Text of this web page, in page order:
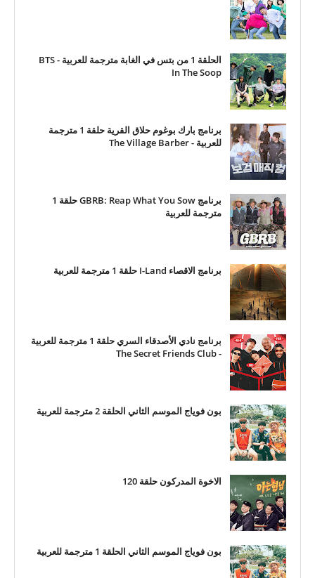
الحلقة 1 من بتس في الغابة مترجمة للعربية - BTS
In The Soop
برنامج بارك بوغوم حلاق القرية حلقة 1 مترجمة
للعربية - The Village Barber
برنامج GBRB: Reap What You Sow حلقة 1
مترجمة للعربية
برنامج الاقصاء I-Land حلقة 1 مترجمة للعربية
برنامج نادي الأصدقاء السري حلقة 1 مترجمة للعربية
- The Secret Friends Club
بون فوياج الموسم الثاني الحلقة 2 مترجمة للعربية
الاخوة المدركون حلقة 120
بون فوياج الموسم الثاني الحلقة 1 مترجمة للعربية